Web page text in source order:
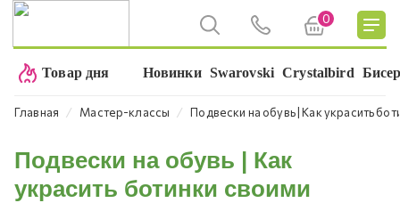
0
Товар дня Новинки Swarovski Crystalbird
Главная ⁄ Мастер-классы ⁄ Подвески на обувь | Как украсить
Подвески на обувь | Как
украсить ботинки своими